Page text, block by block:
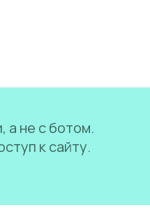
а не с ботом.
к сайту.